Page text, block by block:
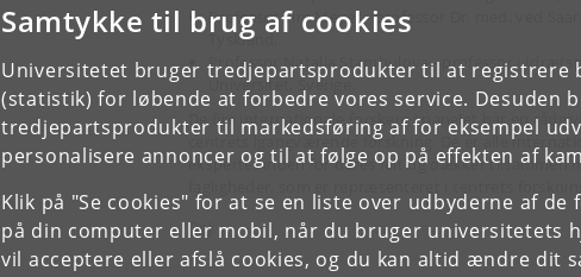
Samtykke til brug af cookies
Universitetet bruger tredjepartsprodukter til at registrere
(statistik) for løbende at forbedre vores service. Desuden
tredjepartsprodukter til markedsføring af for eksempel
personalisere annoncer og til at følge op på effekten af
Klik på "Se cookies" for at se en liste over udbyderne af
på din computer eller mobil, når du bruger universitetets
vil acceptere eller afslå cookies, og du kan altid ændre dit
Professor Tim Meyer - professor Dr. med. ved
Tyskland.
Professor Natalia Stambulova - professor i
Universitet, Sverige.
De fire internationale forskere i panelet har en
centrets igangværende forskning. De er alle
eksperter inden for deres felt og dækker tilsammen
Del